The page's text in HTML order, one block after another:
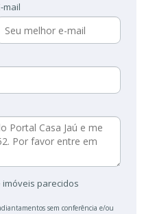
mail
parecidos
sem conferência e/ou